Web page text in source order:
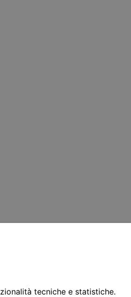
tecniche e statistiche.